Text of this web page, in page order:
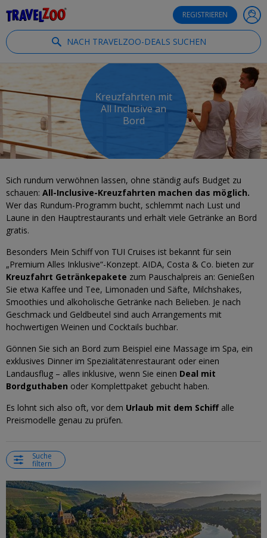
REGISTRIEREN
NACH TRAVELZOO-DEALS SUCHEN
Kreuzfahrten mit
All Inclusive an
Bord
Sich rundum verwöhnen lassen, ohne ständig aufs Budget zu
schauen: All-Inclusive-Kreuzfahrten machen das möglich.
Wer das Rundum-Programm bucht, schlemmt nach Lust und
Laune in den Hauptrestaurants und erhält viele Getränke an Bord
gratis.
Besonders Mein Schiff von TUI Cruises ist bekannt für sein
„Premium Alles Inklusive“-Konzept. AIDA, Costa & Co. bieten zur
Kreuzfahrt Getränkepakete zum Pauschalpreis an: Genießen
Sie etwa Kaffee und Tee, Limonaden und Säfte, Milchshakes,
Smoothies und alkoholische Getränke nach Belieben. Je nach
Geschmack und Geldbeutel sind auch Arrangements mit
hochwertigen Weinen und Cocktails buchbar.
Gönnen Sie sich an Bord zum Beispiel eine Massage im Spa, ein
exklusives Dinner im Spezialitätenrestaurant oder einen
Landausflug – alles inklusive, wenn Sie einen Deal mit
Bordguthaben oder Komplettpaket gebucht haben.
Es lohnt sich also oft, vor dem Urlaub mit dem Schiff alle
Preismodelle genau zu prüfen.
Suche
filtern